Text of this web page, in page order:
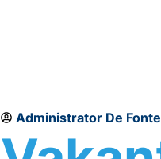
Administrator De